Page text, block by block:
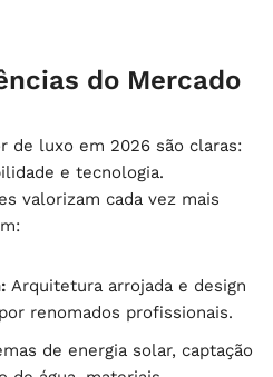
do Mercado
de luxo em 2026 são claras:
e tecnologia.
valorizam cada vez mais
Arquitetura arrojada e design
renomados profissionais.
de energia solar, captação